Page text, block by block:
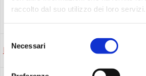
raccolto dal suo utilizzo dei loro servizi.
delNecessari
Consigli di lettura
Post
Precedente
Post